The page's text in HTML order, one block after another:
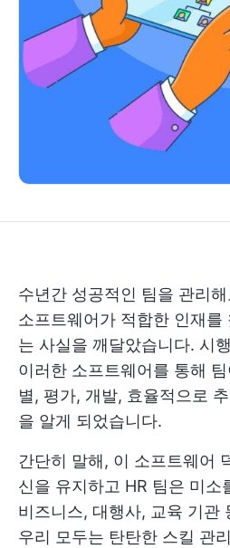
수년간 성공적인 팀을 관리
소프트웨어가 적합한 인재를
는 사실을 깨달았습니다. 시
이러한 소프트웨어를 통해
별, 평가, 개발, 효율적으로
을 알게 되었습니다.
간단히 말해, 이 소프트웨어
신을 유지하고 HR 팀은 미소
비즈니스, 대행사, 교육 기관
우리 모두는 탄탄한 스킬 관